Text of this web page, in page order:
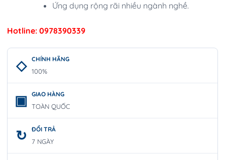
Ứng dụng rộng rãi nhiều ngành nghề.
Hotline: 0978390339
CHÍNH HÃNG
100%
GIAO HÀNG
TOÀN QUỐC
ĐỔI TRẢ
7 NGÀY